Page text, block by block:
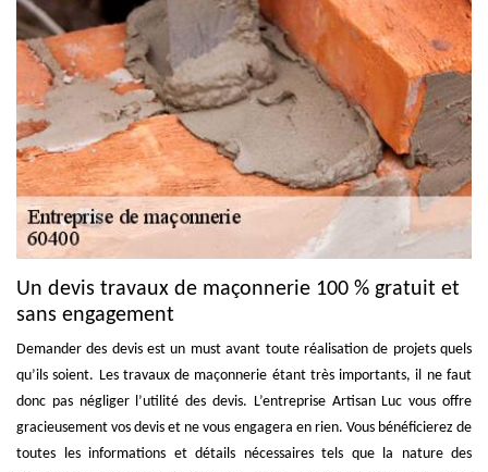
Un devis travaux de maçonnerie 100 % gratuit et
sans engagement
Demander des devis est un must avant toute réalisation de projets quels
qu’ils soient. Les travaux de maçonnerie étant très importants, il ne faut
donc pas négliger l’utilité des devis. L’entreprise Artisan Luc vous offre
gracieusement vos devis et ne vous engagera en rien. Vous bénéficierez de
toutes les informations et détails nécessaires tels que la nature des